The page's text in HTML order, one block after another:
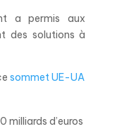
a permis aux
des solutions à
sommet UE-UA
milliards d’euros